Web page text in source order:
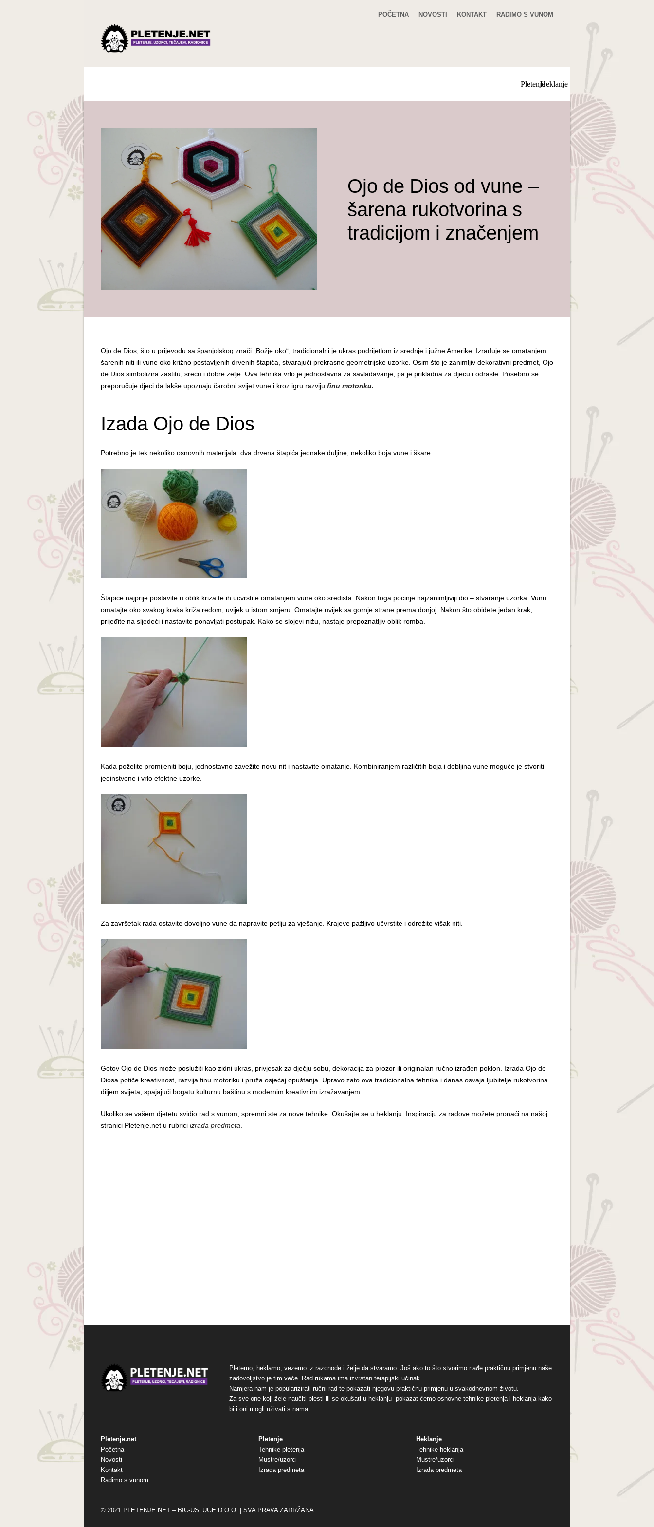
POČETNA NOVOSTI KONTAKT RADIMO S VUNOM
PletenjeHeklanje
Ojo de Dios od vune –
šarena rukotvorina s
tradicijom i značenjem
Ojo de Dios, što u prijevodu sa španjolskog znači „Božje oko“, tradicionalni je ukras podrijetlom iz srednje i južne Amerike. Izrađuje se omatanjem
šarenih niti ili vune oko križno postavljenih drvenih štapića, stvarajući prekrasne geometrijske uzorke. Osim što je zanimljiv dekorativni predmet, Ojo
de Dios simbolizira zaštitu, sreću i dobre želje. Ova tehnika vrlo je jednostavna za savladavanje, pa je prikladna za djecu i odrasle. Posebno se
preporučuje djeci da lakše upoznaju čarobni svijet vune i kroz igru razviju finu motoriku.
Izada Ojo de Dios
Potrebno je tek nekoliko osnovnih materijala: dva drvena štapića jednake duljine, nekoliko boja vune i škare.
Štapiće najprije postavite u oblik križa te ih učvrstite omatanjem vune oko središta. Nakon toga počinje najzanimljiviji dio – stvaranje uzorka. Vunu
omatajte oko svakog kraka križa redom, uvijek u istom smjeru. Omatajte uvijek sa gornje strane prema donjoj. Nakon što obiđete jedan krak,
prijeđite na sljedeći i nastavite ponavljati postupak. Kako se slojevi nižu, nastaje prepoznatljiv oblik romba.
Kada poželite promijeniti boju, jednostavno zavežite novu nit i nastavite omatanje. Kombiniranjem različitih boja i debljina vune moguće je stvoriti
jedinstvene i vrlo efektne uzorke.
Za završetak rada ostavite dovoljno vune da napravite petlju za vješanje. Krajeve pažljivo učvrstite i odrežite višak niti.
Gotov Ojo de Dios može poslužiti kao zidni ukras, privjesak za dječju sobu, dekoracija za prozor ili originalan ručno izrađen poklon. Izrada Ojo de
Diosa potiče kreativnost, razvija finu motoriku i pruža osjećaj opuštanja. Upravo zato ova tradicionalna tehnika i danas osvaja ljubitelje rukotvorina
diljem svijeta, spajajući bogatu kulturnu baštinu s modernim kreativnim izražavanjem.
Ukoliko se vašem djetetu svidio rad s vunom, spremni ste za nove tehnike. Okušajte se u heklanju. Inspiraciju za radove možete pronaći na našoj
stranici Pletenje.net u rubrici izrada predmeta
Pletemo, heklamo, vezemo iz razonode i želje da stvaramo. Još ako to što stvorimo nađe praktičnu primjenu naše
zadovoljstvo je tim veće. Rad rukama ima izvrstan terapijski učinak.
Namjera nam je popularizirati ručni rad te pokazati njegovu praktičnu primjenu u svakodnevnom životu.
Za sve one koji žele naučiti plesti ili se okušati u heklanju pokazat ćemo osnovne tehnike pletenja i heklanja kako
bi i oni mogli uživati s nama.
Pletenje.net
Početna
Novosti
Kontakt
Radimo s vunom
Pletenje
Tehnike pletenja
Mustre/uzorci
Izrada predmeta
Heklanje
Tehnike heklanja
Mustre/uzorci
Izrada predmeta
© 2021 PLETENJE.NET – BIC-USLUGE D.O.O. | SVA PRAVA ZADRŽANA.